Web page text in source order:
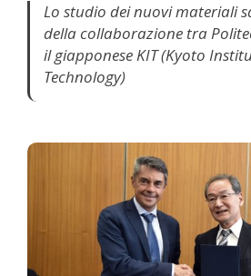
Lo studio dei nuovi materiali
della collaborazione tra
il giapponese KIT (Kyoto
Technology)